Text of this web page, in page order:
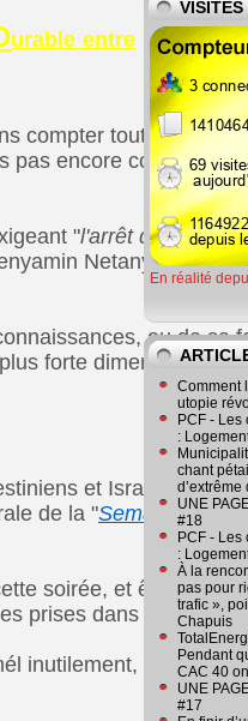
urable entre
compter toutes les
encore
"
Netanyahou
ou de sa
forte dimension.
et Israéliens
de la "Semaine Anti-
soirée, et être
prises dans votre
inutilement, ni trop
VISITES
En réalité
Comment
utopie
PCF -
:
chant
UNE
#18
PCF -
:
À la
pas pour
trafic »,
Chapuis
Pendant
CAC 40
UNE
#17